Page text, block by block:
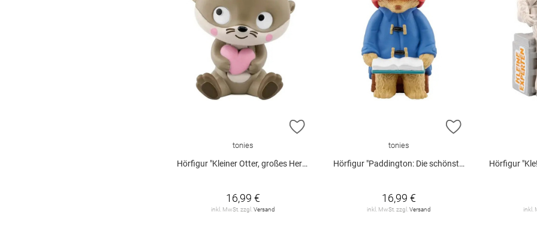
ZUR WUNSCHLISTE HINZUFÜGEN
tonies
Hörfigur "Kleiner Otter, großes Herz - Lieder und Geschichten zum Liebhaben"
16,99 €
inkl. MwSt. zzgl. Versand
ZUR
tonies
Hörfigur "Paddington: Die schönsten Geschichten von Paddington"
16,99 €
inkl. MwSt. zzgl.Versand
Hörfigur "Kle!ne
inkl.